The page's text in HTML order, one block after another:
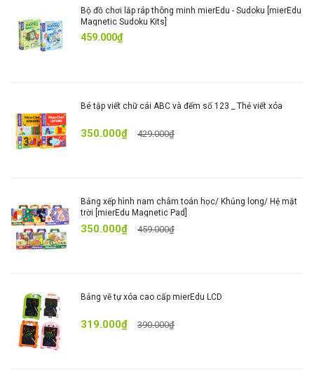
An toàn thân thiện:
Chất liệu giấy an toán, không
dùng chất tẩy độc hại, mực in thực vật
Thiết kế tiện dụng:
Bộ đồ chơi lắp ráp thông minh mierEdu - Sudoku [mierEdu
Magnetic Sudoku Kits]
459.000₫
Bé tập viết chữ cái ABC và đếm số 123 _ Thẻ viết xóa
350.000₫ 429.000₫
Bảng xếp hình nam châm toán học/ Khủng long/ Hệ mặt
trời [mierEdu Magnetic Pad]
350.000₫ 459.000₫
Bảng vẽ tự xóa cao cấp mierEdu LCD
319.000₫ 390.000₫